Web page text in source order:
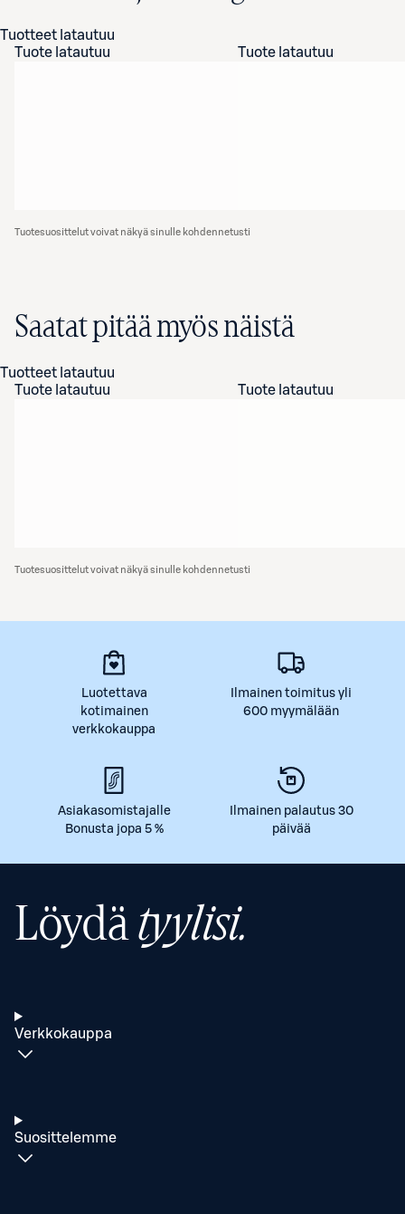
Tuotteet latautuu
Tuote latautuu
Tuote latautuu
Tuotesuosittelut voivat näkyä sinulle kohdennetusti
Saatat pitää myös näistä
Tuotteet latautuu
Tuote latautuu
Tuote latautuu
Tuotesuosittelut voivat näkyä sinulle kohdennetusti
Luotettava
kotimainen
verkkokauppa
Ilmainen toimitus yli
600 myymälään
Asiakasomistajalle
Bonusta jopa 5 %
Ilmainen palautus 30
päivää
Löydätyylisi.
Verkkokauppa
Suosittelemme